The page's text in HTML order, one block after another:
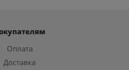
Оплата
Доставка